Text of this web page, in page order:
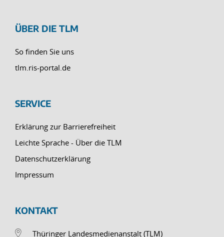
ÜBER DIE TLM
So finden Sie uns
tlm.ris-portal.de
SERVICE
Erklärung zur Barrierefreiheit
Leichte Sprache - Über die TLM
Datenschutzerklärung
Impressum
KONTAKT
Thüringer Landesmedienanstalt (TLM)